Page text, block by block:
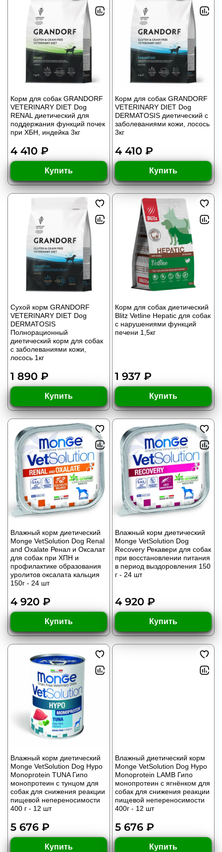
Корм для собак GRANDORF
VETERINARY DIET Dog
RENAL диетический для
поддержания функций почек
при ХБН, индейка 3кг
4 410 ₽
Купить
Корм для собак GRANDORF
VETERINARY DIET Dog
DERMATOSIS диетический с
заболеваниями кожи, лосось
3кг
4 410 ₽
Купить
Сухой корм GRANDORF
VETERINARY DIET Dog
DERMATOSIS
Полнорационный
диетический корм для собак
с заболеваниями кожи,
лосось 1кг
1 890 ₽
Купить
Корм для собак диетический
Blitz Vetline Hepatic для собак
с нарушениями функций
печени 1,5кг
1 937 ₽
Купить
Влажный корм диетический
Monge VetSolution Dog Renal
and Oxalate Ренал и Оксалат
для собак при ХПН и
профилактике образования
уролитов оксалата кальция
150г - 24 шт
4 920 ₽
Купить
Влажный корм диетический
Monge VetSolution Dog
Recovery Рекавери для собак
при восстановлении питания
в период выздоровления 150
г - 24 шт
4 920 ₽
Купить
Влажный корм диетический
Monge VetSolution Dog Hypo
Monoprotein TUNA Гипо
монопротеин с тунцом для
собак для снижения реакции
пищевой непереносимости
400 г - 12 шт
5 676 ₽
Купить
Влажный диетический корм
Monge VetSolution Dog Hypo
Monoprotein LAMB Гипо
монопротеин с ягнёнком для
собак для снижения реакции
пищевой непереносимости
400г - 12 шт
5 676 ₽
Купить